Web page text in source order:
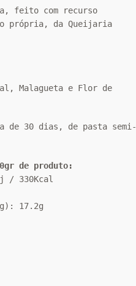
feito com recurso
própria, da Queijaria
Malagueta e Flor de
de 30 dias, de pasta semi-
de produto:
/ 330Kcal
17.2g